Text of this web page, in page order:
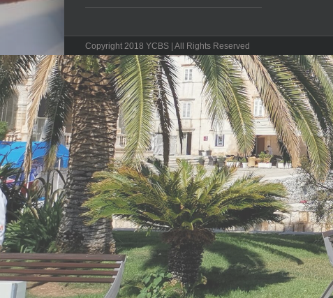
Copyright 2018 YCBS | All Rights Reserved